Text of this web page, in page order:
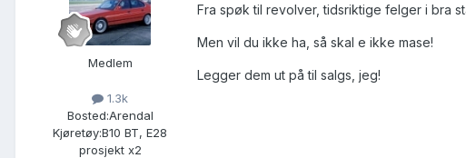
Medlem
1.3k
Bosted:Arendal
Kjøretøy:B10 BT, E28
prosjekt x2
Fra spøk til revolver, tidsriktige felger i bra
Men vil du ikke ha, så skal e ikke mase!
Legger dem ut på til salgs, jeg!